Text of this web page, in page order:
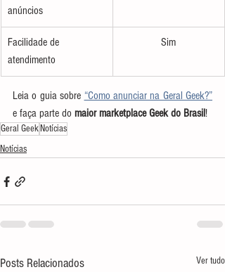
anúncios
Facilidade de
atendimento
Sim
Leia o guia sobre “Como anunciar na Geral Geek?”
e faça parte do maior marketplace Geek do Brasil!
Geral Geek Notícias
Notícias
Posts Relacionados Ver tudo